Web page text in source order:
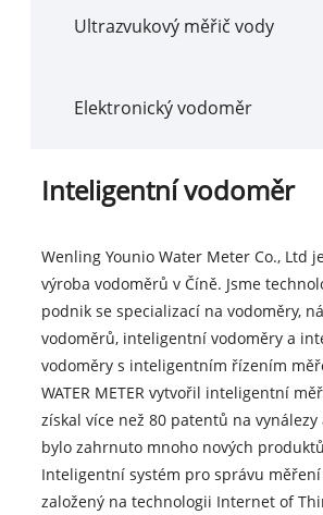
Ultrazvukový měřič vody
Elektronický vodoměr
Inteligentní vodoměr
Wenling Younio Water Meter Co., Ltd
výroba vodoměrů v Číně. Jsme
podnik se specializací na vodoměry,
vodoměrů, inteligentní vodoměry a
vodoměry s inteligentním řízením
WATER METER vytvořil inteligentní
získal více než 80 patentů na vynálezy
bylo zahrnuto mnoho nových
Inteligentní systém pro správu
založený na technologii Internet of